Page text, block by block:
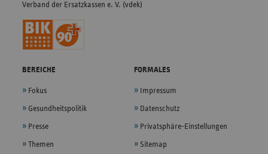
Verband der Ersatzkassen e. V. (vdek)
BEREICHE
Fokus
Gesundheitspolitik
Presse
Themen
FORMALES
Impressum
Datenschutz
Privatsphäre-Einstellungen
Sitemap